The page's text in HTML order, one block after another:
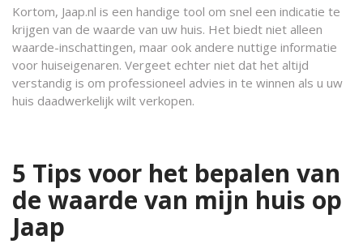
Kortom, Jaap.nl is een handige tool om snel een indicatie te
krijgen van de waarde van uw huis. Het biedt niet alleen
waarde-inschattingen, maar ook andere nuttige informatie
voor huiseigenaren. Vergeet echter niet dat het altijd
verstandig is om professioneel advies in te winnen als u uw
huis daadwerkelijk wilt verkopen.
5 Tips voor het bepalen van
de waarde van mijn huis op
Jaap